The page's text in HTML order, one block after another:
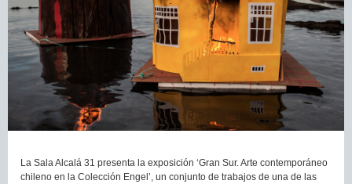
La Sala Alcalá 31 presenta la exposición ‘Gran Sur. Arte contemporáneo
chileno en la Colección Engel’, un conjunto de trabajos de una de las